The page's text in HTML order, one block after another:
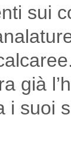
sui
già
suoi